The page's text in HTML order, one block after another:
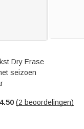
Dry Erase
seizoen
4.50 (2 beoordelingen)